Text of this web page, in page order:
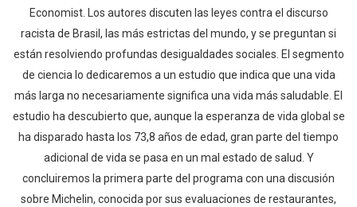
Economist. Los autores discuten las leyes contra el discurso
racista de Brasil, las más estrictas del mundo, y se preguntan si
están resolviendo profundas desigualdades sociales. El segmento
de ciencia lo dedicaremos a un estudio que indica que una vida
más larga no necesariamente significa una vida más saludable. El
estudio ha descubierto que, aunque la esperanza de vida global se
ha disparado hasta los 73,8 años de edad, gran parte del tiempo
adicional de vida se pasa en un mal estado de salud. Y
concluiremos la primera parte del programa con una discusión
sobre Michelin, conocida por sus evaluaciones de restaurantes,